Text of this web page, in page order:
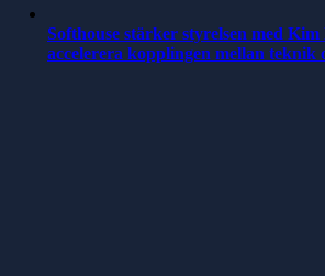
Softhouse stärker styrelsen med
accelerera kopplingen mellan teknik